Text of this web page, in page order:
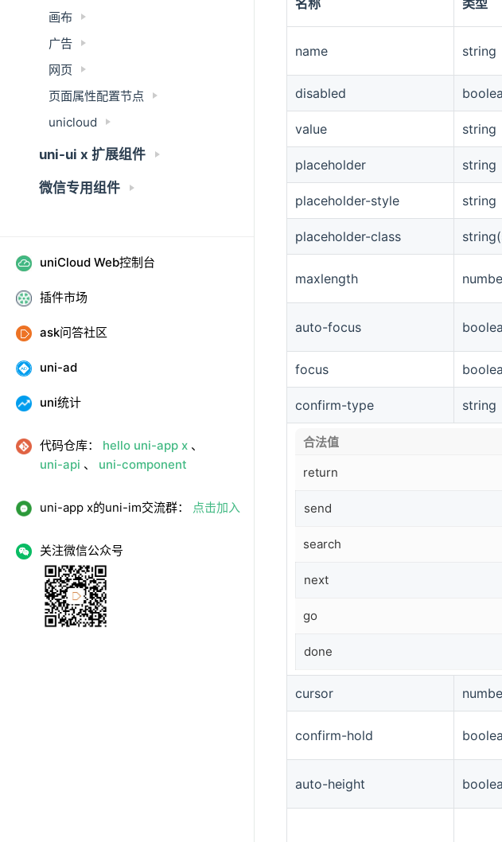
画布
广告
网页
页面属性配置节点
unicloud
uni-ui x 扩展组件
微信专用组件
uniCloud Web控制台
插件市场
ask问答社区
uni-ad
uni统计
代码仓库： hello uni-app x 、
uni-api 、 uni-component
uni-app x的uni-im交流群： 点击加入
关注微信公众号
name string
disabled
value string
placeholder string
placeholder-style string
placeholder-class string(
maxlength
auto-focus
focus
confirm-type string
合法值
return
send
search
next
go
done
cursor
confirm-hold
auto-height